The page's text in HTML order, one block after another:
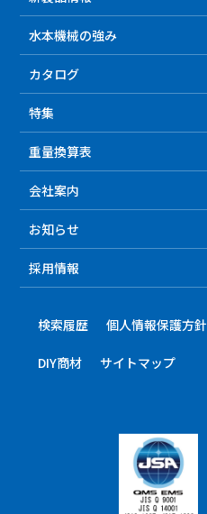
水本機械の強み
カタログ
特集
重量換算表
会社案内
お知らせ
採用情報
検索履歴 個人情報保護方針
DIY商材 サイトマップ